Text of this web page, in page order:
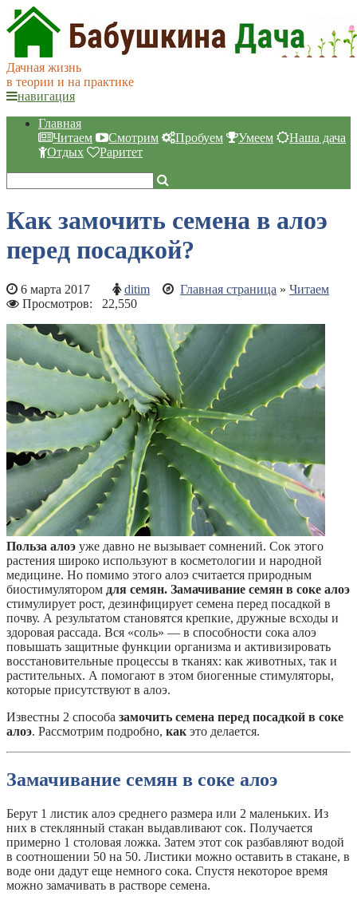
Дачная жизнь
в теории и на практике
навигация
Главная
Читаем
Смотрим Пробуем Умеем
Наша дача
Отдых
Раритет
Как замочить семена в алоэ
перед посадкой?
6 марта 2017 ditim Главная страница » Читаем
Просмотров: 22,550
Польза алоэ уже давно не вызывает сомнений. Сок этого
растения широко используют в косметологии и народной
медицине. Но помимо этого алоэ считается природным
биостимулятором для семян. Замачивание семян в соке алоэ
стимулирует рост, дезинфицирует семена перед посадкой в
почву. А результатом становятся крепкие, дружные всходы и
здоровая рассада. Вся «соль» — в способности сока алоэ
повышать защитные функции организма и активизировать
восстановительные процессы в тканях: как животных, так и
растительных. А помогают в этом биогенные стимуляторы,
которые присутствуют в алоэ.
Известны 2 способа замочить семена перед посадкой в соке
алоэ. Рассмотрим подробно, как это делается.
Замачивание семян в соке алоэ
Берут 1 листик алоэ среднего размера или 2 маленьких. Из
них в стеклянный стакан выдавливают сок. Получается
примерно 1 столовая ложка. Затем этот сок разбавляют водой
в соотношении 50 на 50. Листики можно оставить в стакане, в
воде они дадут еще немного сока. Спустя некоторое время
можно замачивать в растворе семена.